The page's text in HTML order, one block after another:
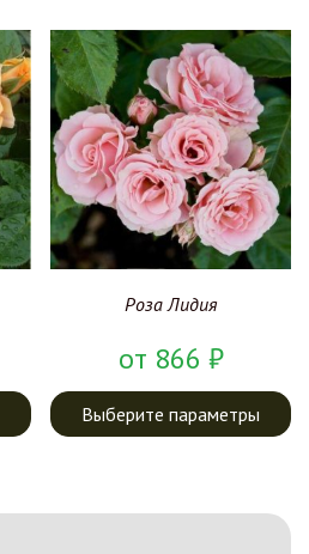
Роза Лидия
от 866 ₽
Выберите параметры